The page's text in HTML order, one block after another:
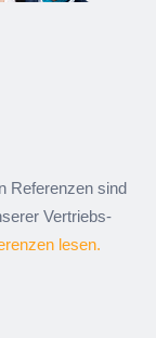
Referenzen sind
Vertriebs-
lesen.